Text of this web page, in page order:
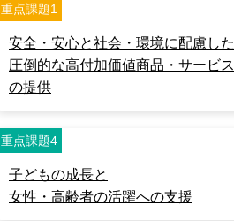
重点課題1
安全・安心と社会・環境に配慮した
圧倒的な高付加価値商品・サービス
の提供
重点課題4
子どもの成長と
女性・高齢者の活躍への支援